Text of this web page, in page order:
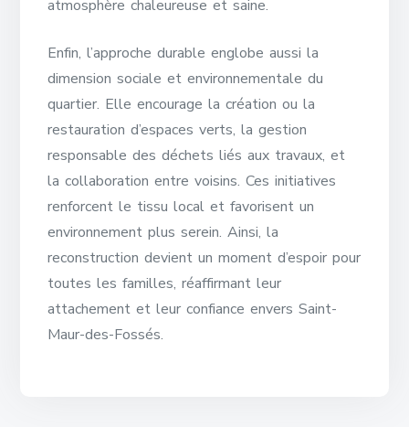
atmosphère chaleureuse et saine.
Enfin, l’approche durable englobe aussi la
dimension sociale et environnementale du
quartier. Elle encourage la création ou la
restauration d’espaces verts, la gestion
responsable des déchets liés aux travaux, et
la collaboration entre voisins. Ces initiatives
renforcent le tissu local et favorisent un
environnement plus serein. Ainsi, la
reconstruction devient un moment d’espoir pour
toutes les familles, réaffirmant leur
attachement et leur confiance envers Saint-
Maur-des-Fossés.